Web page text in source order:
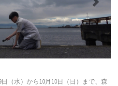
Next
日（水）から10月10日（日）まで、森